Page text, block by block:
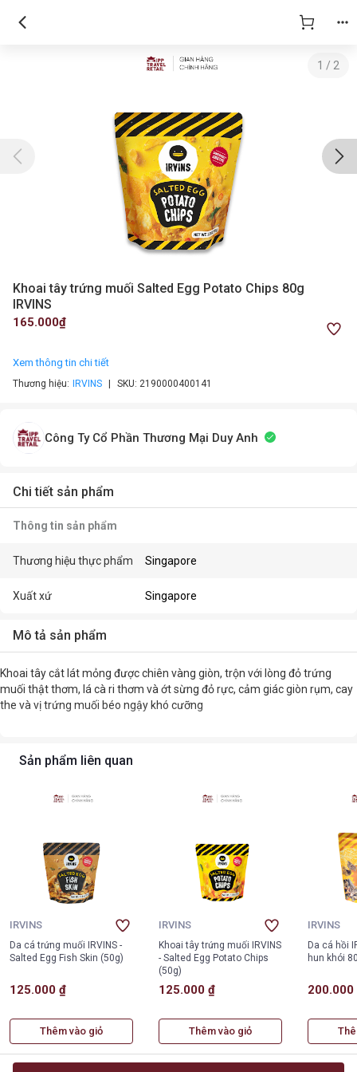
1 / 2
Khoai tây trứng muối Salted Egg Potato Chips 80g
IRVINS
165.000₫
Xem thông tin chi tiết
Thương hiệu: IRVINS SKU: 2190000400141
Công Ty Cổ Phần Thương Mại Duy Anh
Chi tiết sản phẩm
Thông tin sản phẩm
Thương hiệu thực phẩm Singapore
Xuất xứ Singapore
Mô tả sản phẩm
Khoai tây cắt lát mỏng được chiên vàng giòn, trộn với lòng đỏ trứng
muối thật thơm, lá cà ri thơm và ớt sừng đỏ rực, cảm giác giòn rụm, cay
the và vị trứng muối béo ngậy khó cưỡng
Sản phẩm liên quan
IRVINS
Da cá trứng muối IRVINS -
Salted Egg Fish Skin (50g)
125.000 ₫
Thêm vào giỏ
IRVINS
Khoai tây trứng muối IRVINS
- Salted Egg Potato Chips
(50g)
125.000 ₫
Thêm vào giỏ
IRVINS
Da cá hồi
hun khói
200.000